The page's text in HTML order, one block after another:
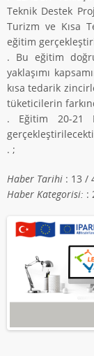
Teknik Destek
Turizm ve Kısa
eğitim
. Bu eğitim
yaklaşımı
kısa tedarik
tüketicilerin
. Eğitim 20-21
. ;
Haber Tarihi : 13 /
Haber Kategorisi: :